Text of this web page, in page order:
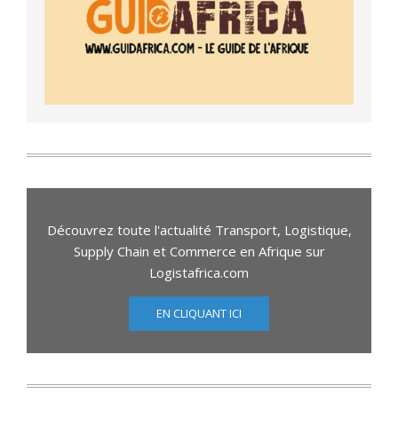
Découvrez toute l'actualité Transport, Logistique,
Supply Chain et Commerce en Afrique sur
Logistafrica.com
EN CLIQUANT ICI